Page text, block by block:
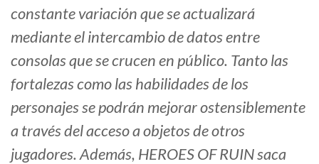
constante variación que se actualizará
mediante el intercambio de datos entre
consolas que se crucen en público. Tanto las
fortalezas como las habilidades de los
personajes se podrán mejorar ostensiblemente
a través del acceso a objetos de otros
jugadores. Además, HEROES OF RUIN saca